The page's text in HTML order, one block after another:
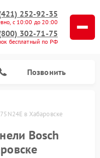
252-92-35
с 10:00 до 20:00
302-71-75
бесплатный по РФ
Позвонить
в Хабаровске
Bosch